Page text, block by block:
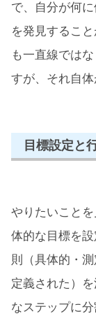
で、自分が何
を発見するこ
も一直線では
すが、それ自体
目標設定と
やりたいこと
体的な目標を
則（具体的・
定義された）
なステップに